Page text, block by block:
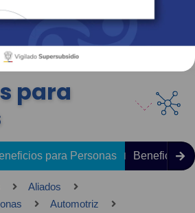
Directorio Servicios En Línea
para
para Personas Beneficios
Aliados
Automotriz